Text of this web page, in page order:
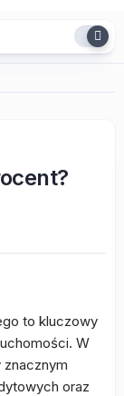
to kluczowy
W
oraz